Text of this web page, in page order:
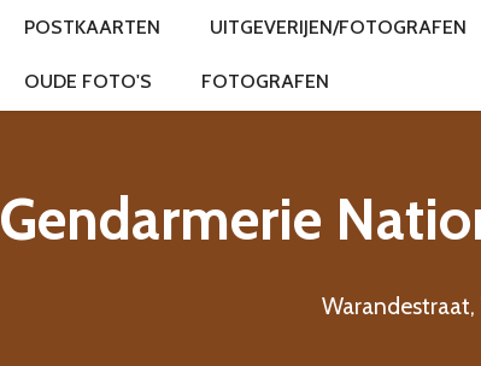
POSTKAARTEN UITGEVERIJEN/FOTOGRAFEN
OUDE FOTO'S FOTOGRAFEN
Gendarmerie
Warandestraat,